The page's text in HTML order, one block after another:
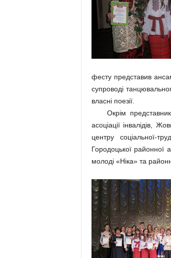
фесту представив
супроводі
власні поезії.
Окрім
асоціації інвалідів,
центру соціальної-
Городоцької районної
молоді «Ніка» та